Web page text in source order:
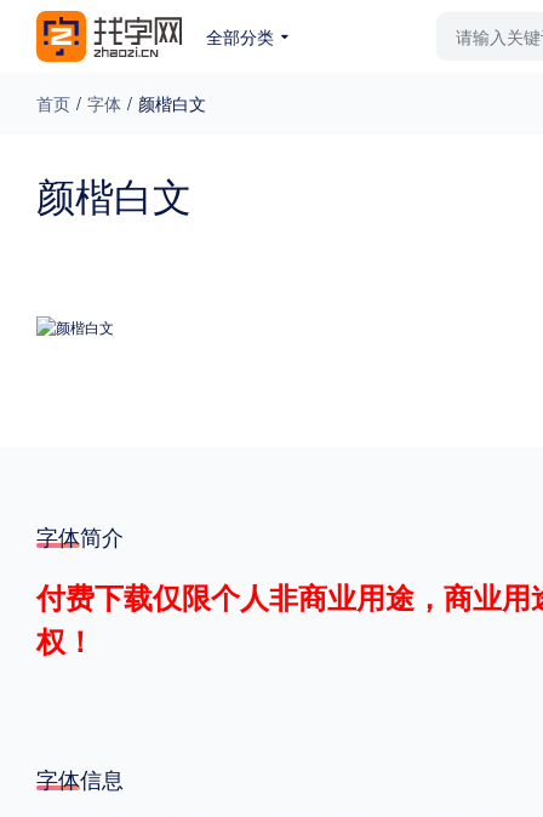
全部分类
免费下载 收费下载
格式
.TTF
中国大陆
首页 / 字体 / 颜楷白文
颜楷白文
字体简介
付费下载仅限个人非商业用途，商业
权！
字体信息